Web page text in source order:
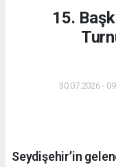
15.
30.07.2026 -
Seydişehir’in